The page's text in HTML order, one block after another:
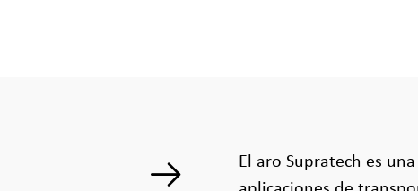
El aro Supratech es